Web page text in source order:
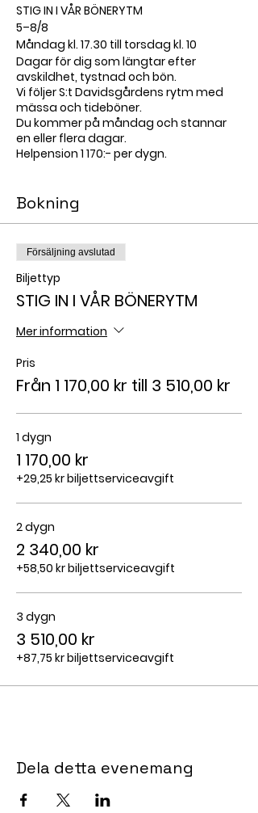
STIG IN I VÅR BÖNERYTM
5–8/8
Måndag kl. 17.30 till torsdag kl. 10
Dagar för dig som längtar efter
avskildhet, tystnad och bön.
Vi följer S:t Davidsgårdens rytm med
mässa och tideböner.
Du kommer på måndag och stannar
en eller flera dagar.
Helpension 1 170:- per dygn.
Bokning
Försäljning avslutad
Biljettyp
STIG IN I VÅR BÖNERYTM
Mer information
Pris
Från 1 170,00 kr till 3 510,00 kr
1 dygn
1 170,00 kr
+29,25 kr biljettserviceavgift
2 dygn
2 340,00 kr
+58,50 kr biljettserviceavgift
3 dygn
3 510,00 kr
+87,75 kr biljettserviceavgift
Dela detta evenemang